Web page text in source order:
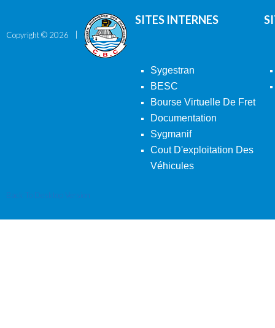
Copyright © 2026
SITES INTERNES
Sygestran
BESC
Bourse Virtuelle De Fret
Documentation
Sygmanif
Cout D'exploitation Des
Véhicules
Back To Desktop Version